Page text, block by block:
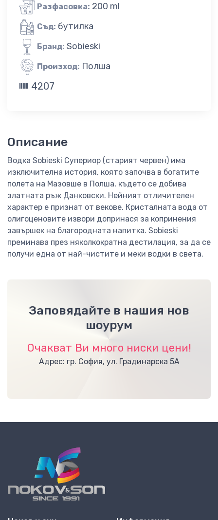
Разфасовка: 200 ml
Съд: бутилка
Бранд: Sobieski
Произход: Полша
4207
Описание
Водка Sobieski Супериор (старият червен) има
изключителна история, която започва в богатите
полета на Мазовше в Полша, където се добива
златната ръж Данковски. Нейният отличителен
характер е признат от векове. Кристалната вода от
олигоценовите извори допринася за копринения
завършек на благородната напитка. Sobieski
преминава през няколкократна дестилация, за да се
получи една от най-чистите и меки водки в света.
Заповядайте в нашия нов
шоурум
Очакват Ви много ниски цени!
Адрес: гр. София, ул. Градинарска 5А